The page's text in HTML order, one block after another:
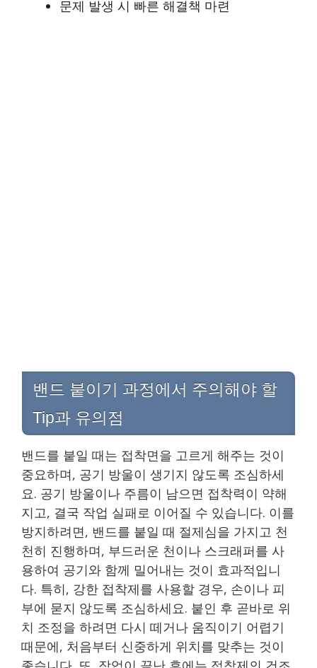
문제 발생 시 빠른 해결책 마련
밴드 붙이기 과정에서 주의해야 할
Tip과 유의점
밴드를 붙일 때는 접착면을 고르게 해주는 것이
중요하며, 공기 방울이 생기지 않도록 조심하세
요. 공기 방울이나 주름이 남으면 접착력이 약해
지고, 결국 작업 실패로 이어질 수 있습니다. 이를
방지하려면, 밴드를 붙일 때 절제심을 가지고 천
천히 진행하며, 부드러운 천이나 스크래퍼를 사
용하여 공기와 함께 밀어내는 것이 효과적입니
다. 특히, 강한 접착제를 사용할 경우, 손이나 피
부에 묻지 않도록 조심하세요. 붙인 후 곧바로 위
치 조정을 하려면 다시 떼거나 움직이기 어렵기
때문에, 처음부터 신중하게 위치를 맞추는 것이